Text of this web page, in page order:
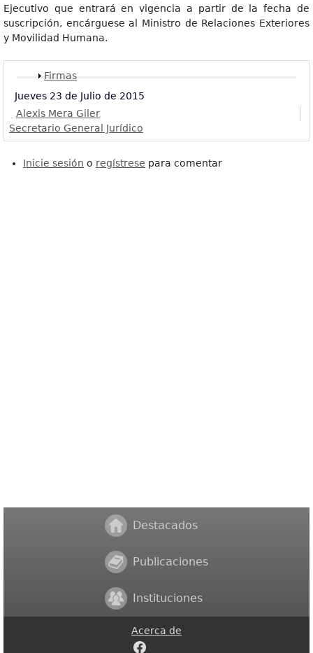
Ejecutivo que entrará en vigencia a partir de la fecha de
suscripción, encárguese al Ministro de Relaciones Exteriores
y Movilidad Humana.
Mostrar
Firmas
Jueves 23 de Julio de 2015
Alexis Mera Giler
Secretario General Jurídico
Inicie sesión o regístrese para comentar
Destacados
Publicaciones
Instituciones
Acerca de